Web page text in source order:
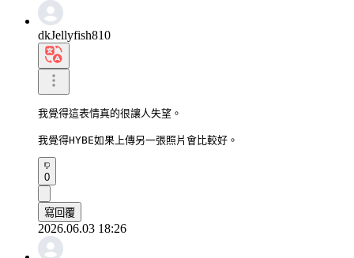
dkJellyfish810
我覺得這表情真的很讓人失望。
我覺得HYBE如果上傳另一張照片會比較好。
0
寫回覆
2026.06.03 18:26